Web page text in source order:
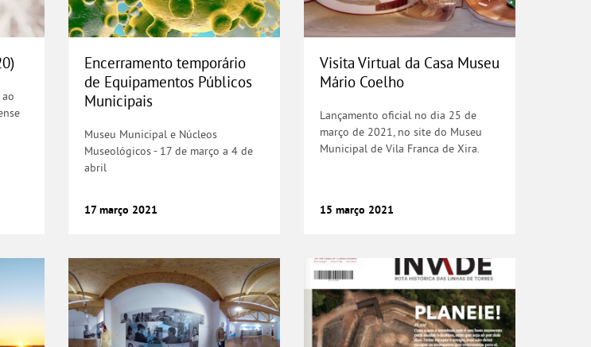
Encerramento temporário
de Equipamentos Públicos
Municipais
Museu Municipal e Núcleos
Museológicos - 17 de março a 4 de
abril
17 março 2021
Visita Virtual da Casa Museu
Mário Coelho
Lançamento oficial no dia 25 de
março de 2021, no site do Museu
Municipal de Vila Franca de Xira.
15 março 2021
com História
Visita Virtual “Traços do Rio”Revista Invade n.º3